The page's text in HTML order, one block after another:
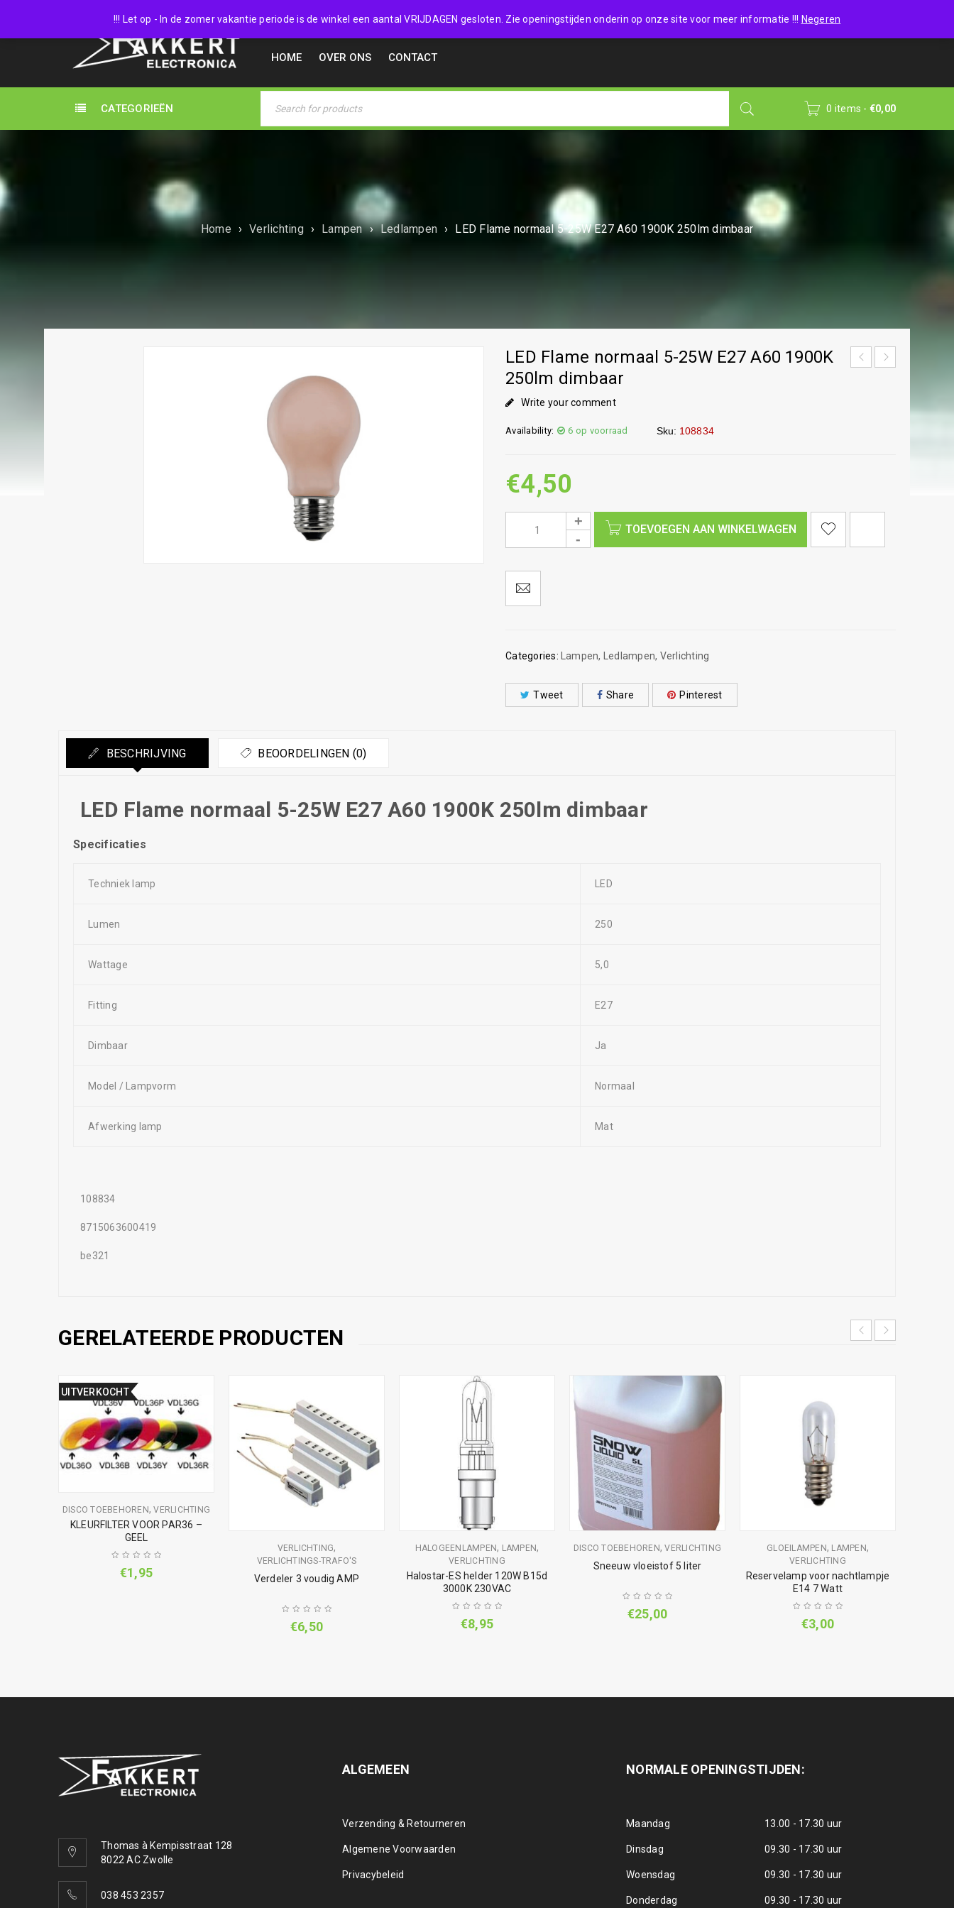
!!! Let op - In de zomer vakantie periode is de winkel een aantal VRIJDAGEN gesloten. Zie openingstijden onderin op onze site voor meer informatie !!! Negeren
038 4532357 Wishlist (0)
HOME OVER ONS CONTACT
CATEGORIEËN 0 items - €0,00
Home › Verlichting › Lampen › Ledlampen › LED Flame normaal 5-25W E27 A60 1900K 250lm dimbaar
LED Flame normaal 5-25W E27 A60 1900K
250lm dimbaar
Write your comment
Availability: 6 op voorraad Sku: 108834
€4,50
TOEVOEGEN AAN WINKELWAGEN
Categories: Lampen, Ledlampen, Verlichting
Tweet Share Pinterest
BESCHRIJVING BEOORDELINGEN (0)
LED Flame normaal 5-25W E27 A60 1900K 250lm dimbaar
Specificaties
Techniek lamp LED
Lumen 250
Wattage 5,0
Fitting E27
Dimbaar Ja
Model / Lampvorm Normaal
Afwerking lamp Mat
108834
8715063600419
be321
GERELATEERDE PRODUCTEN
UITVERKOCHT
DISCO TOEBEHOREN,VERLICHTING
KLEURFILTER VOOR PAR36 –
GEEL
€1,95
VERLICHTING,
VERLICHTINGS-TRAFO'S
Verdeler 3 voudig AMP
€6,50
HALOGEENLAMPEN, LAMPEN,
VERLICHTING
Halostar-ES helder 120W B15d
3000K 230VAC
€8,95
DISCO TOEBEHOREN,VERLICHTING
Sneeuw vloeistof 5 liter
€25,00
GLOEILAMPEN, LAMPEN,
VERLICHTING
Reservelamp voor nachtlampje
E14 7 Watt
€3,00
Thomas à Kempisstraat 128
8022 AC Zwolle
038 453 2357
ALGEMEEN
Verzending & Retourneren
Algemene Voorwaarden
Privacybeleid
NORMALE OPENINGSTIJDEN:
Maandag 13.00 - 17.30 uur
Dinsdag 09.30 - 17.30 uur
Woensdag 09.30 - 17.30 uur
Donderdag 09.30 - 17.30 uur